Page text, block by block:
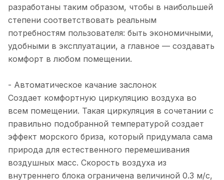
разработаны таким образом, чтобы в наибольшей
степени соответствовать реальным
потребностям пользователя: быть экономичными,
удобными в эксплуатации, а главное — создавать
комфорт в любом помещении.
- Автоматическое качание заслонок
Создает комфортную циркуляцию воздуха во
всем помещении. Такая циркуляция в сочетании с
правильно подобранной температурой создает
эффект морского бриза, который придумала сама
природа для естественного перемешивания
воздушных масс. Скорость воздуха из
внутреннего блока ограничена величиной 0.3 м/с,